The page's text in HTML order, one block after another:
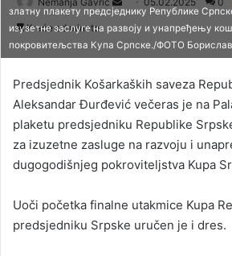
n
d
a
n
Kraće od minute
златну плакету предсједнику Републике
изузетне заслуге на развоју и унапређењу
покровитељства Купа Српске./ФОТО
Predsjednik Košarkaških saveza
Aleksandar Đurđević večeras je na
plaketu predsjedniku Republike
za izuzetne zasluge na razvoju i
dugogodišnjeg pokroviteljstva Kupa
Uoči početka finalne utakmice Kupa
predsjedniku Srpske uručen je i dres.